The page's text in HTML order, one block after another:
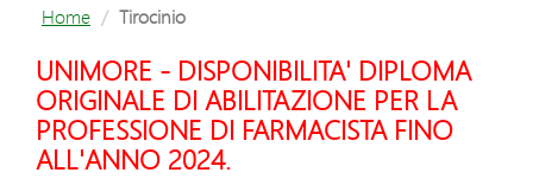
Home Tirocinio
UNIMORE - DISPONIBILITA' DIPLOMA
ORIGINALE DI ABILITAZIONE PER LA
PROFESSIONE DI FARMACISTA FINO
ALL'ANNO 2024.